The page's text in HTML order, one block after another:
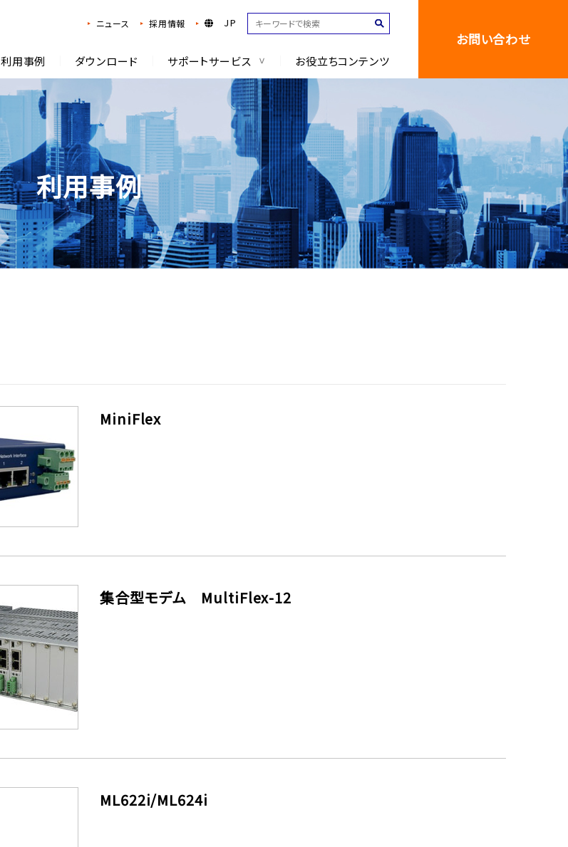
ニュース 採用情報 JP
利用事例 ダウンロード サポートサービス お役立ちコンテンツ
お問い合わせ
利用事例
MiniFlex
集合型モデム MultiFlex-12
ML622i/ML624i